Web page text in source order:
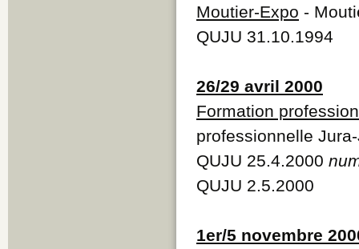
Moutier-Expo -
QUJU 31.10.1994
26/29 avril 2000
Formation
professionnelle
QUJU 25.4.2000
QUJU 2.5.2000
1er/5 novembre